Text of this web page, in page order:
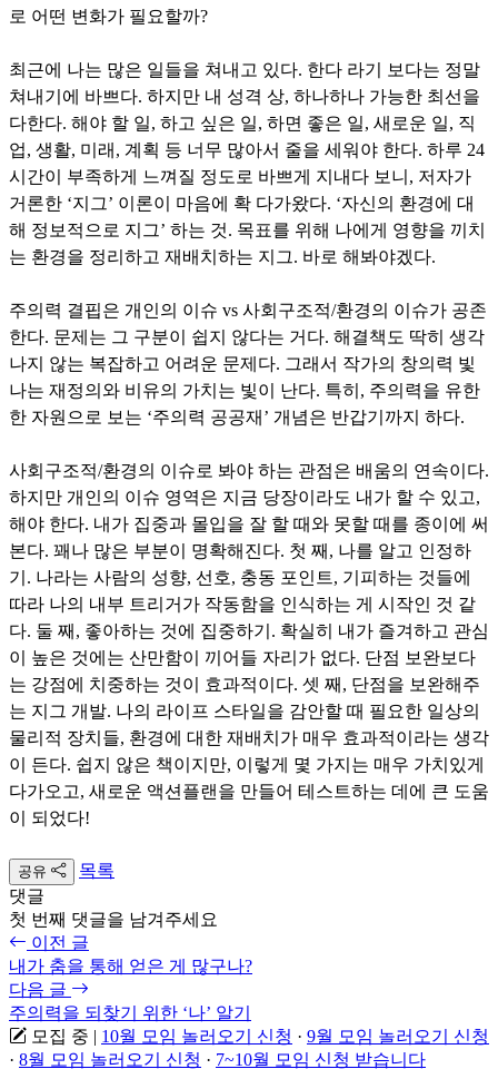
로 어떤 변화가 필요할까?
최근에 나는 많은 일들을 쳐내고 있다. 한다 라기 보다는 정말
쳐내기에 바쁘다. 하지만 내 성격 상, 하나하나 가능한 최선을
다한다. 해야 할 일, 하고 싶은 일, 하면 좋은 일, 새로운 일, 직
업, 생활, 미래, 계획 등 너무 많아서 줄을 세워야 한다. 하루 24
시간이 부족하게 느껴질 정도로 바쁘게 지내다 보니, 저자가
거론한 ‘지그’ 이론이 마음에 확 다가왔다. ‘자신의 환경에 대
해 정보적으로 지그’ 하는 것. 목표를 위해 나에게 영향을 끼치
는 환경을 정리하고 재배치하는 지그. 바로 해봐야겠다.
주의력 결핍은 개인의 이슈 vs 사회구조적/환경의 이슈가 공존
한다. 문제는 그 구분이 쉽지 않다는 거다. 해결책도 딱히 생각
나지 않는 복잡하고 어려운 문제다. 그래서 작가의 창의력 빛
나는 재정의와 비유의 가치는 빛이 난다. 특히, 주의력을 유한
한 자원으로 보는 ‘주의력 공공재’ 개념은 반갑기까지 하다.
사회구조적/환경의 이슈로 봐야 하는 관점은 배움의 연속이다.
하지만 개인의 이슈 영역은 지금 당장이라도 내가 할 수 있고,
해야 한다. 내가 집중과 몰입을 잘 할 때와 못할 때를 종이에 써
본다. 꽤나 많은 부분이 명확해진다. 첫 째, 나를 알고 인정하
기. 나라는 사람의 성향, 선호, 충동 포인트, 기피하는 것들에
따라 나의 내부 트리거가 작동함을 인식하는 게 시작인 것 같
다. 둘 째, 좋아하는 것에 집중하기. 확실히 내가 즐겨하고 관심
이 높은 것에는 산만함이 끼어들 자리가 없다. 단점 보완보다
는 강점에 치중하는 것이 효과적이다. 셋 째, 단점을 보완해주
는 지그 개발. 나의 라이프 스타일을 감안할 때 필요한 일상의
물리적 장치들, 환경에 대한 재배치가 매우 효과적이라는 생각
이 든다. 쉽지 않은 책이지만, 이렇게 몇 가지는 매우 가치있게
다가오고, 새로운 액션플랜을 만들어 테스트하는 데에 큰 도움
이 되었다!
공유
목록
댓글
첫 번째 댓글을 남겨주세요
이전 글
내가 춤을 통해 얻은 게 많구나?
다음 글
주의력을 되찾기 위한 ‘나’ 알기
모집 중 | 10월 모임 놀러오기 신청 · 9월 모임 놀러오기 신청
· 8월 모임 놀러오기 신청 · 7~10월 모임 신청 받습니다